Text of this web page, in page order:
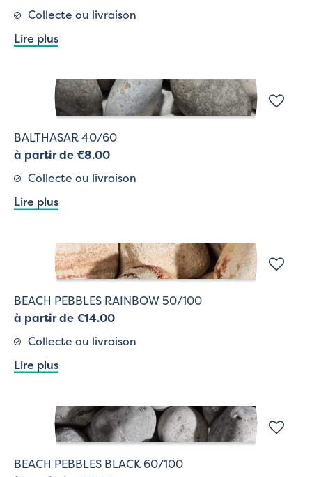
Collecte ou livraison
Lire plus
BALTHASAR 40/60
à partir de €8.00
Collecte ou livraison
Lire plus
BEACH PEBBLES RAINBOW 50/100
à partir de €14.00
Collecte ou livraison
Lire plus
BEACH PEBBLES BLACK 60/100